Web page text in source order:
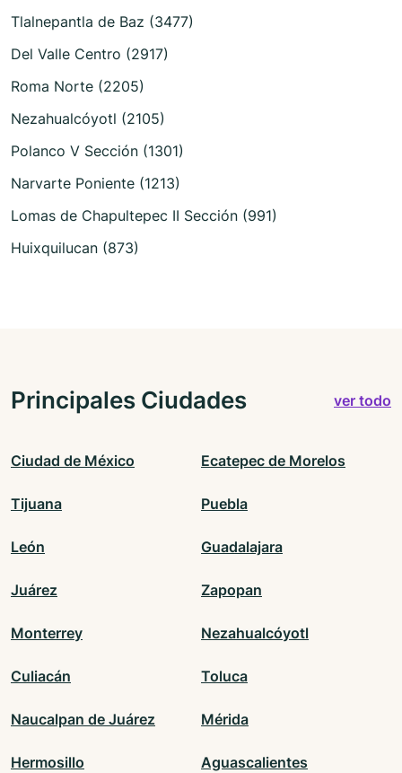
Tlalnepantla de Baz (3477)
Del Valle Centro (2917)
Roma Norte (2205)
Nezahualcóyotl (2105)
Polanco V Sección (1301)
Narvarte Poniente (1213)
Lomas de Chapultepec II Sección (991)
Huixquilucan (873)
Principales Ciudades ver todo
Ciudad de México Ecatepec de Morelos
Tijuana Puebla
León Guadalajara
Juárez Zapopan
Monterrey Nezahualcóyotl
Culiacán Toluca
Naucalpan de Juárez Mérida
Hermosillo Aguascalientes